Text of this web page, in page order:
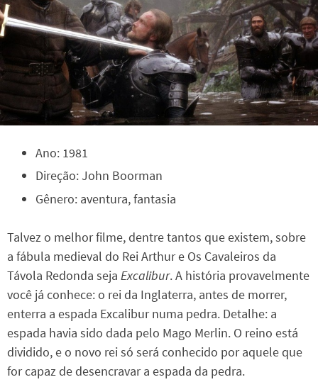
Ano: 1981
Direção: John Boorman
Gênero: aventura, fantasia
Talvez o melhor filme, dentre tantos que existem, sobre
a fábula medieval do Rei Arthur e Os Cavaleiros da
Távola Redonda seja Excalibur. A história provavelmente
você já conhece: o rei da Inglaterra, antes de morrer,
enterra a espada Excalibur numa pedra. Detalhe: a
espada havia sido dada pelo Mago Merlin. O reino está
dividido, e o novo rei só será conhecido por aquele que
for capaz de desencravar a espada da pedra.